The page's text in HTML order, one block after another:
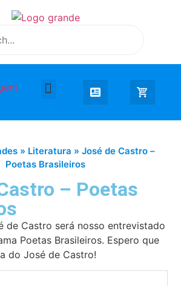
» Literatura » José de Castro –
Poetas Brasileiros
– Poetas
de Castro será nosso entrevistado
Poetas Brasileiros. Espero que
do José de Castro!